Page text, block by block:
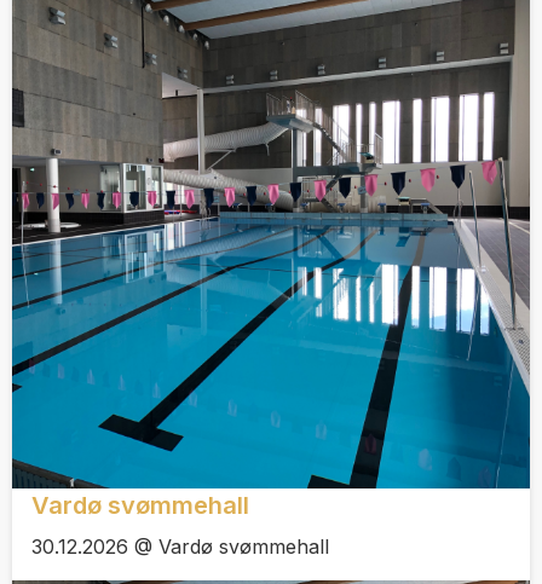
Vardø svømmehall
30.12.2026 @ Vardø svømmehall